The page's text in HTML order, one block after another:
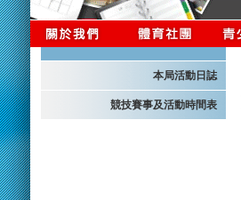
本局活動日誌
競技賽事及活動時間表